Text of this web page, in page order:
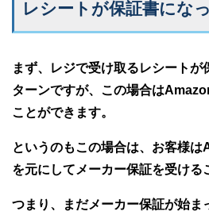
レシートが保証書にな
まず、レジで受け取るレシート
ターンですが、この場合は
ことができます。
というのもこの場合は、お客様
を元にしてメーカー保証を受ける
つまり、まだメーカー保証が始ま